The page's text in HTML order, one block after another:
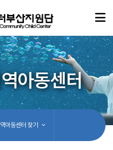
아동센터
아동센터 찾기